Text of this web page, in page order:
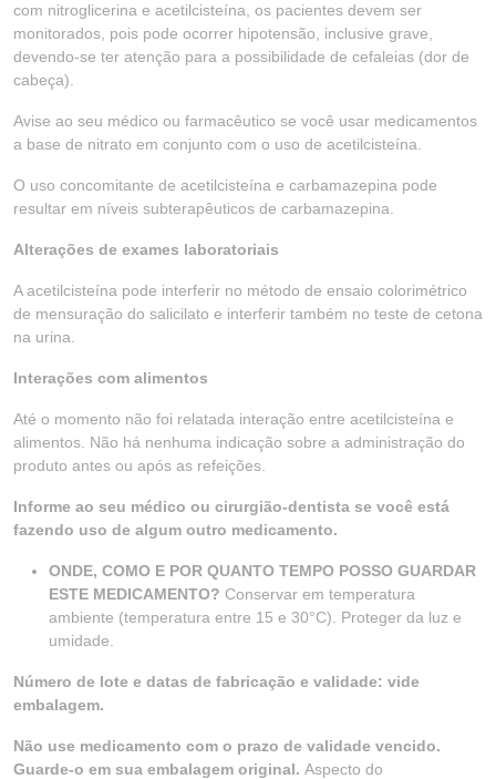
com nitroglicerina e acetilcisteína, os pacientes devem ser
monitorados, pois pode ocorrer hipotensão, inclusive grave,
devendo-se ter atenção para a possibilidade de cefaleias (dor de
cabeça).
Avise ao seu médico ou farmacêutico se você usar medicamentos
a base de nitrato em conjunto com o uso de acetilcisteína.
O uso concomitante de acetilcisteína e carbamazepina pode
resultar em níveis subterapêuticos de carbamazepina.
Alterações de exames laboratoriais
A acetilcisteína pode interferir no método de ensaio colorimétrico
de mensuração do salicilato e interferir também no teste de cetona
na urina.
Interações com alimentos
Até o momento não foi relatada interação entre acetilcisteína e
alimentos. Não há nenhuma indicação sobre a administração do
produto antes ou após as refeições.
Informe ao seu médico ou cirurgião-dentista se você está
fazendo uso de algum outro medicamento.
ONDE, COMO E POR QUANTO TEMPO POSSO GUARDAR
ESTE MEDICAMENTO? Conservar em temperatura
ambiente (temperatura entre 15 e 30°C). Proteger da luz e
umidade.
Número de lote e datas de fabricação e validade: vide
embalagem.
Não use medicamento com o prazo de validade vencido.
Guarde-o em sua embalagem original. Aspecto do